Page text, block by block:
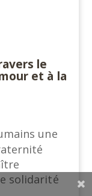
le
et à la
une
solidarité